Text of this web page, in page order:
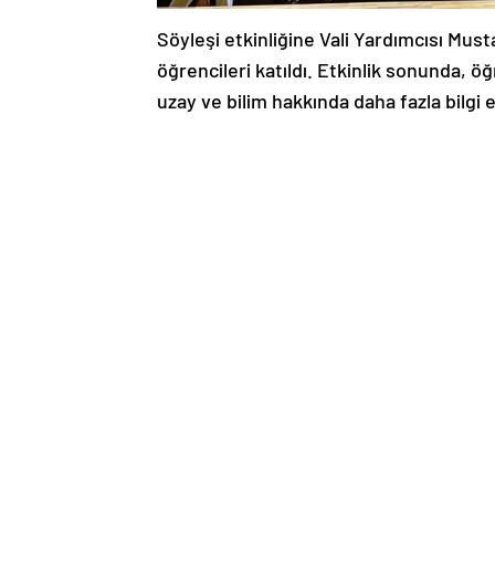
Söyleşi etkinliğine Vali Yardımcısı
öğrencileri katıldı. Etkinlik sonunda,
uzay ve bilim hakkında daha fazla bilgi